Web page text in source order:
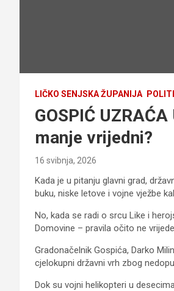
LIČKO SENJSKA ŽUPANIJA
GOSPIĆ
manje vrijedni?
16 svibnja, 2026
Kada je u pitanju glavni grad,
buku, niske letove i vojne vježbe
No, kada se radi o srcu Like i
Domovine – pravila očito ne vrijede.
Gradonačelnik Gospića, Darko
cjelokupni državni vrh zbog
Dok su vojni helikopteri u